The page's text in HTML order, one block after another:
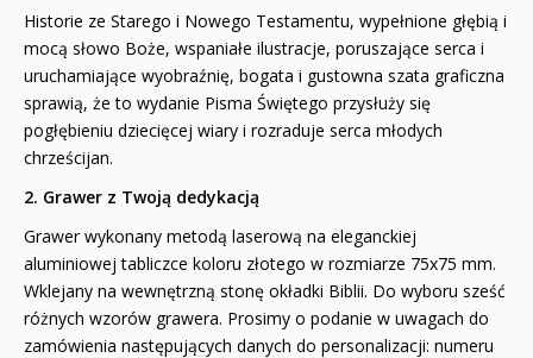
Historie ze Starego i Nowego Testamentu, wypełnione głębią i
mocą słowo Boże, wspaniałe ilustracje, poruszające serca i
uruchamiające wyobraźnię, bogata i gustowna szata graficzna
sprawią, że to wydanie Pisma Świętego przysłuży się
pogłębieniu dziecięcej wiary i rozraduje serca młodych
chrześcijan.
2. Grawer z Twoją dedykacją
Grawer wykonany metodą laserową na eleganckiej
aluminiowej tabliczce koloru złotego w rozmiarze 75x75 mm.
Wklejany na wewnętrzną stonę okładki Biblii. Do wyboru sześć
różnych wzorów grawera. Prosimy o podanie w uwagach do
zamówienia następujących danych do personalizacji: numeru